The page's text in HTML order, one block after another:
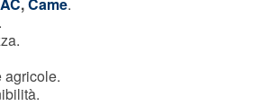
,Came.
.
agricole.